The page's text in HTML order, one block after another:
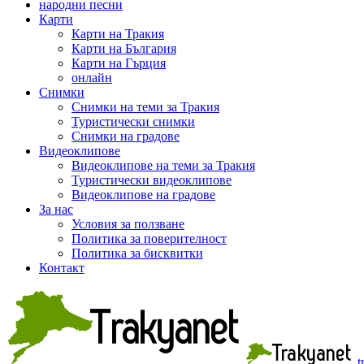
народни песни
Карти
Карти на Тракия
Карти на България
Карти на Гърция
онлайн
Снимки
Снимки на теми за Тракия
Туристически снимки
Снимки на градове
Видеоклипове
Видеоклипове на теми за Тракия
Туристически видеоклипове
Видеоклипове на градове
За нас
Условия за ползване
Политика за поверителност
Политика за бисквитки
Контакт